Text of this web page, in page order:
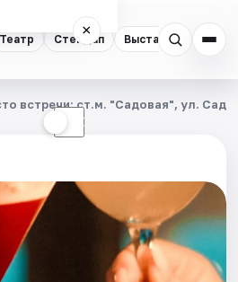
Театр Стендап Выставки
×
☾
встречи: ст.м. "Садовая", ул.